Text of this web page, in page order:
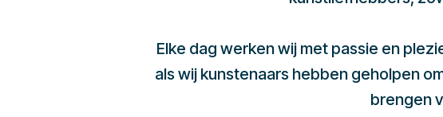
Elke dag werken wij met passie en
als wij kunstenaars hebben geholpen
brengen